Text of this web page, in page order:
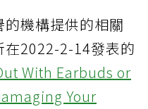
機構提供的相關
在2022-2-14發表的
With Earbuds or
Your